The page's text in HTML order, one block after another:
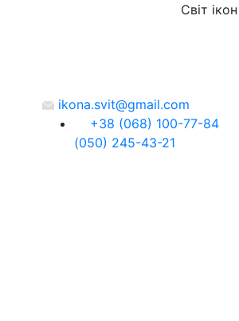
Світ ікон
ikona.svit@gmail.com
+38 (068) 100-77-84
(050) 245-43-21